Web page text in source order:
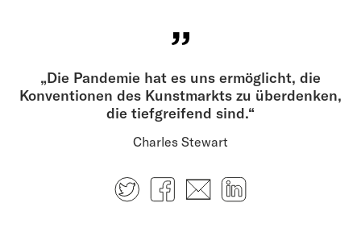
„Die Pandemie hat es uns ermöglicht, die
Konventionen des Kunstmarkts zu überdenken,
die tiefgreifend sind.“
Charles Stewart
TwitterFacebook
E-mail